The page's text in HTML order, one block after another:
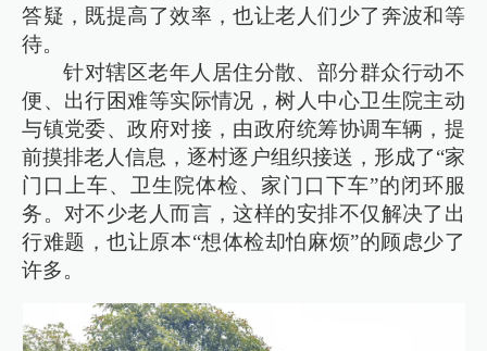
答疑，既提高了效率，也让老人们少了奔波和等
待。
针对辖区老年人居住分散、部分群众行动不
便、出行困难等实际情况，树人中心卫生院主动
与镇党委、政府对接，由政府统筹协调车辆，提
前摸排老人信息，逐村逐户组织接送，形成了“家
门口上车、卫生院体检、家门口下车”的闭环服
务。对不少老人而言，这样的安排不仅解决了出
行难题，也让原本“想体检却怕麻烦”的顾虑少了
许多。